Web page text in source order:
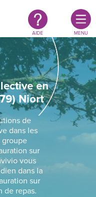
AIDE MENU
en
Niort
de
dans les
groupe
sur
vous
dans la
sur
de repas.